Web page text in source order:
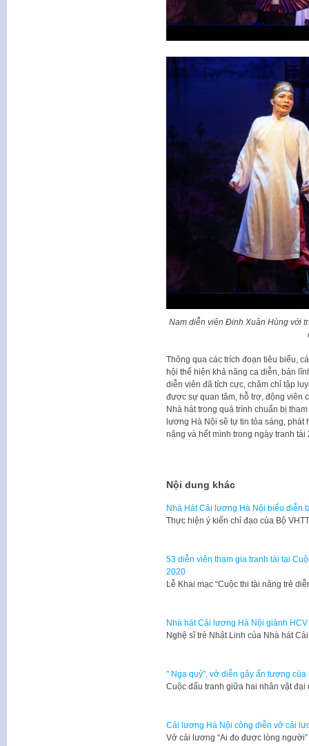
Nam diễn viên Đinh Xuân Hùng với
Thông qua các trích đoạn tiêu biểu,
hội thể hiện khả năng ca diễn, bản
diễn viên đã tích cực, chăm chỉ tập
được sự quan tâm, hỗ trợ, động viên
Nhà hát trong quá trình chuẩn bị
lương Hà Nội sẽ tự tin tỏa sáng, phát
năng và hết mình trong ngày tranh tài
Nội dung khác
Nhà Hát Cải lương Hà Nội biểu diễn
Thực hiện ý kiến chỉ đạo của Bộ
53 diễn viên tham gia tranh tài tại
2020
Lễ Khai mạc “Cuộc thi tài năng trẻ
Nhà hát Cải lương Hà Nội giành
Nghệ sĩ trẻ Nhật Linh của Nhà hát
" Ngạ quỷ", vở diễn gây ấn tượng
Cuộc đấu tranh giữa hai nhân vật
Cải lương Hà Nội công diễn vở cải
Vở cải lương “Ai đo được lòng